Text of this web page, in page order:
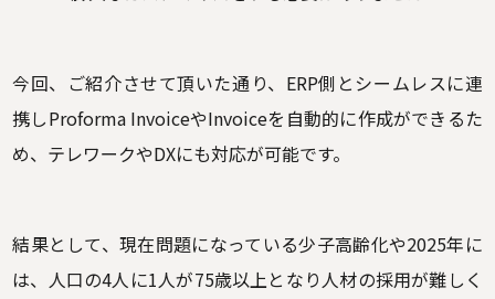
今回、ご紹介させて頂いた通り、ERP側とシームレスに連
携しProforma InvoiceやInvoiceを自動的に作成ができるた
め、テレワークやDXにも対応が可能です。
結果として、現在問題になっている少子高齢化や2025年に
は、人口の4人に1人が75歳以上となり人材の採用が難しく